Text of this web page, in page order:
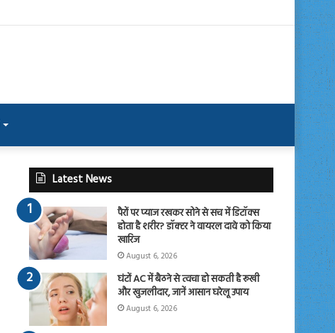
Latest News
पैरों पर प्याज रखकर सोने से सच में डिटॉक्स
होता है शरीर? डॉक्टर ने वायरल दावे को किया
खारिज
August 6, 2026
घंटों AC में बैठने से त्वचा हो सकती है रूखी
और खुजलीदार, जानें आसान घरेलू उपाय
August 6, 2026